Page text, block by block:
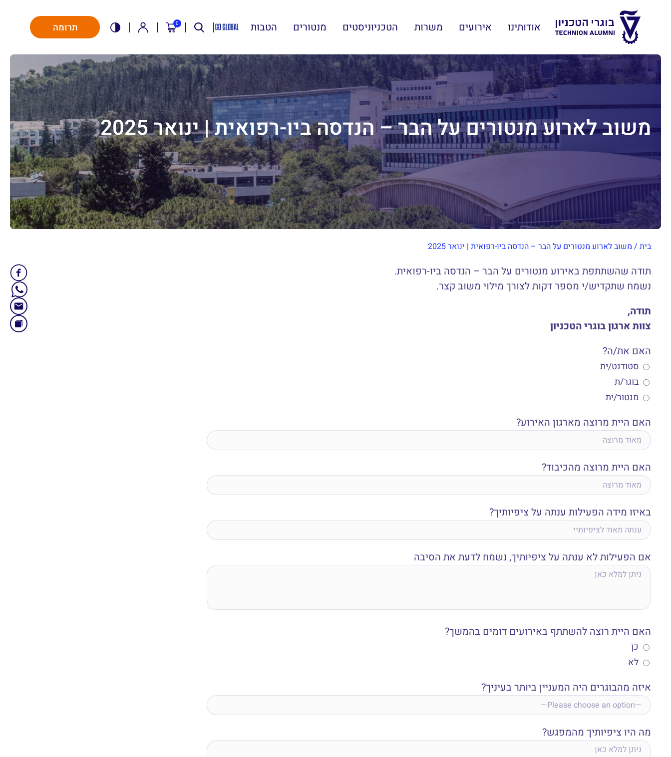
אודותינו אירועים משרות הטכניוניסטים מנטורים הטבות 0 תרומה
משוב לארוע מנטורים על הבר – הנדסה ביו-רפואית | ינואר 2025
בית / משוב לארוע מנטורים על הבר – הנדסה ביו-רפואית | ינואר 2025
תודה שהשתתפת באירוע מנטורים על הבר – הנדסה ביו-רפואית.
נשמח שתקדיש/י מספר דקות לצורך מילוי משוב קצר.
תודה,
צוות ארגון בוגרי הטכניון
האם את/ה?
סטודנט/ית
בוגר/ת
מנטור/ית
האם היית מרוצה מארגון האירוע?
האם היית מרוצה מהכיבוד?
באיזו מידה הפעילות ענתה על ציפיותיך?
אם הפעילות לא ענתה על ציפיותיך, נשמח לדעת את הסיבה
האם היית רוצה להשתתף באירועים דומים בהמשך?
כן
לא
איזה מהבוגרים היה המעניין ביותר בעיניך?
מה היו ציפיותיך מהמפגש?